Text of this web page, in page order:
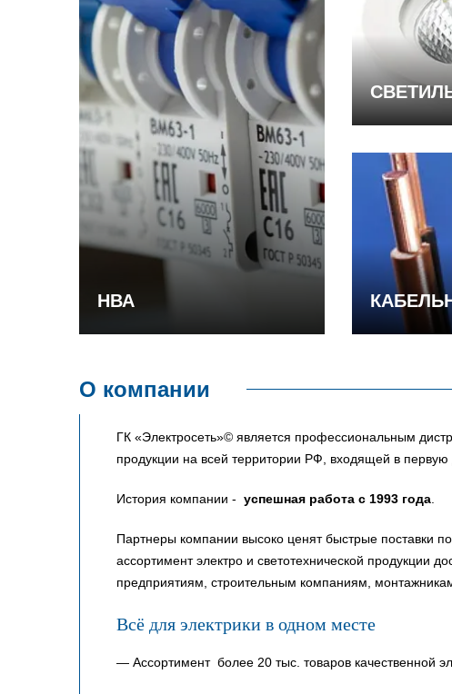
НВА
О компании
ГК «Электросеть»© является профессиональным
продукции на всей территории РФ, входящей в первую
История компании - успешная работа с 1993 года
Партнеры компании высоко ценят быстрые поставки
ассортимент электро и светотехнической продукции
предприятиям, строительным компаниям,
Всё для электрики в одном месте
— Ассортимент более 20 тыс. товаров качественной